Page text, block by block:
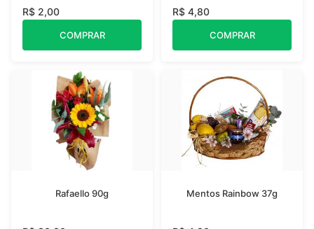
R$ 2,00
COMPRAR
R$ 4,80
COMPRAR
Rafaello 90g Mentos Rainbow 37g